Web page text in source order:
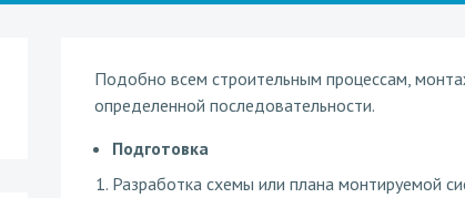
Подобно всем строительным процессам,
определенной последовательности.
Подготовка
Разработка схемы или плана монтируемой